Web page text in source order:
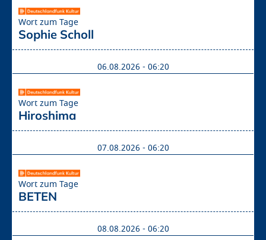
Wort zum Tage
Sophie Scholl
06.08.2026 - 06:20
Wort zum Tage
Hiroshima
07.08.2026 - 06:20
Wort zum Tage
BETEN
08.08.2026 - 06:20